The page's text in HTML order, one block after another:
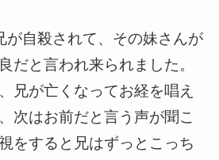
が自殺されて、その妹さんが
だと言われ来られました。
兄が亡くなってお経を唱え
次はお前だと言う声が聞こ
をすると兄はずっとこっち